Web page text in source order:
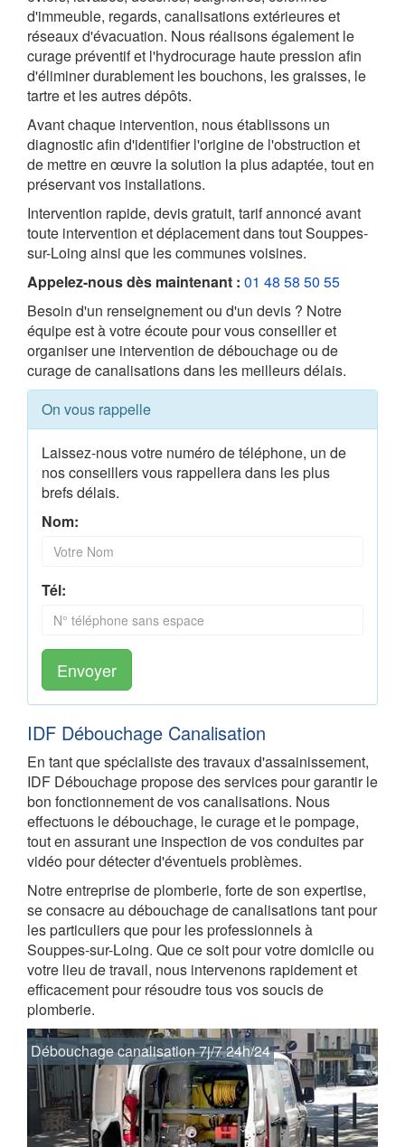
d'immeuble, regards, canalisations extérieures et
réseaux d'évacuation. Nous réalisons également le
curage préventif et l'hydrocurage haute pression afin
d'éliminer durablement les bouchons, les graisses, le
tartre et les autres dépôts.
Avant chaque intervention, nous établissons un
diagnostic afin d'identifier l'origine de l'obstruction et
de mettre en œuvre la solution la plus adaptée, tout en
préservant vos installations.
Intervention rapide, devis gratuit, tarif annoncé avant
toute intervention et déplacement dans tout Souppes-
sur-Loing ainsi que les communes voisines.
Appelez-nous dès maintenant : 01 48 58 50 55
Besoin d'un renseignement ou d'un devis ? Notre
équipe est à votre écoute pour vous conseiller et
organiser une intervention de débouchage ou de
curage de canalisations dans les meilleurs délais.
On vous rappelle
Laissez-nous votre numéro de téléphone, un de
nos conseillers vous rappellera dans les plus
brefs délais.
Nom:
Tél:
Envoyer
IDF Débouchage Canalisation
En tant que spécialiste des travaux d'assainissement,
IDF Débouchage propose des services pour garantir le
bon fonctionnement de vos canalisations. Nous
effectuons le débouchage, le curage et le pompage,
tout en assurant une inspection de vos conduites par
vidéo pour détecter d'éventuels problèmes.
Notre entreprise de plomberie, forte de son expertise,
se consacre au débouchage de canalisations tant pour
les particuliers que pour les professionnels à
Souppes-sur-Loing. Que ce soit pour votre domicile ou
votre lieu de travail, nous intervenons rapidement et
efficacement pour résoudre tous vos soucis de
plomberie.
Débouchage canalisation 7j/7 24h/24